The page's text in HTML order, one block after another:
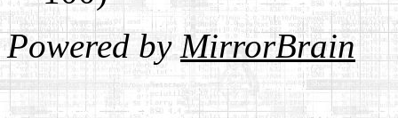
Powered byMirrorBrain